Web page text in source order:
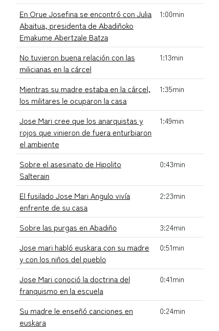
En Orue Josefina se encontró con Julia
Abaitua, presidenta de Abadiñoko
Emakume Abertzale Batza
1:00min
No tuvieron buena relación con las
milicianas en la cárcel
1:13min
Mientras su madre estaba en la cárcel,
los militares le ocuparon la casa
1:35min
Jose Mari cree que los anarquistas y
rojos que vinieron de fuera enturbiaron
el ambiente
1:49min
Sobre el asesinato de Hipolito
Salterain
0:43min
El fusilado Jose Mari Angulo vivía
enfrente de su casa
2:23min
Sobre las purgas en Abadiño
3:24min
Jose mari habló euskara con su madre
y con los niños del pueblo
0:51min
Jose Mari conoció la doctrina del
franquismo en la escuela
0:41min
Su madre le enseñó canciones en
euskara
0:24min